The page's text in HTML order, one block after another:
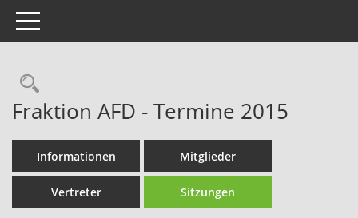
Toggle navigation
Rechercheauswahl
Fraktion AFD - Termine 2015
Informationen Mitglieder
Vertreter Sitzungen